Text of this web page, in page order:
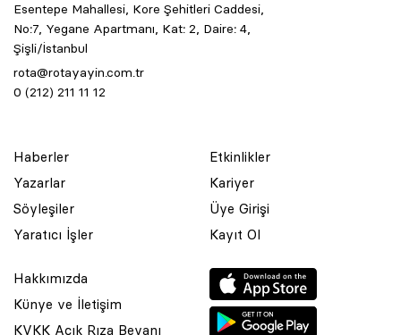
Esentepe Mahallesi, Kore Şehitleri Caddesi,
No:7, Yegane Apartmanı, Kat: 2, Daire: 4,
Şişli/İstanbul
rota@rotayayin.com.tr
0 (212) 211 11 12
Haberler
Yazarlar
Söyleşiler
Yaratıcı İşler
Etkinlikler
Kariyer
Üye Girişi
Kayıt Ol
Hakkımızda
Künye ve İletişim
KVKK Açık Rıza Beyanı